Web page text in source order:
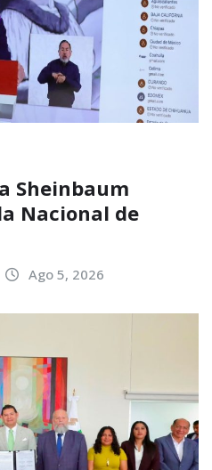
Sheinbaum
Nacional de
Ago 5, 2026